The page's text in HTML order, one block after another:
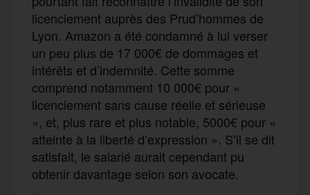
licenciement auprès des Prud’hommes de
Lyon. Amazon a été condamné à lui verser
un peu plus de 17 000€ de dommages et
intérêts et d’indemnité. Cette somme
comprend notamment 10 000€ pour «
licenciement sans cause réelle et sérieuse
», et, plus rare et plus notable, 5000€ pour «
atteinte à la liberté d’expression ». S’il se dit
satisfait, le salarié aurait cependant pu
obtenir davantage selon son avocate.